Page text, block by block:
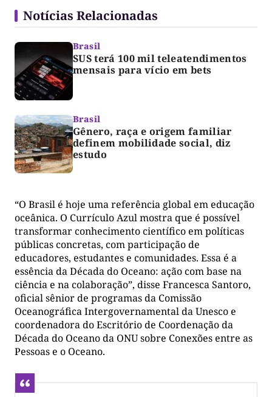
Notícias Relacionadas
Brasil
SUS terá 100 mil teleatendimentos
mensais para vício em bets
Brasil
Gênero, raça e origem familiar
definem mobilidade social, diz
estudo
“O Brasil é hoje uma referência global em educação
oceânica. O Currículo Azul mostra que é possível
transformar conhecimento científico em políticas
públicas concretas, com participação de
educadores, estudantes e comunidades. Essa é a
essência da Década do Oceano: ação com base na
ciência e na colaboração”, disse Francesca Santoro,
oficial sênior de programas da Comissão
Oceanográfica Intergovernamental da Unesco e
coordenadora do Escritório de Coordenação da
Década do Oceano da ONU sobre Conexões entre as
Pessoas e o Oceano.